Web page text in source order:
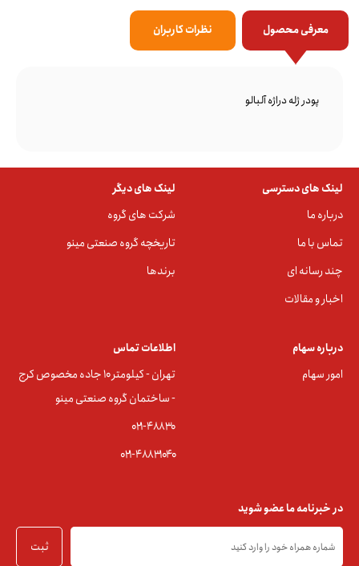
معرفی محصول نظرات کاربران
پودر ژله دراژه آلبالو
لینک های دسترسی
درباره ما
تماس با ما
چند رسانه ای
اخبار و مقالات
لینک های دیگر
شرکت های گروه
تاریخچه گروه صنعتی مینو
برندها
درباره سهام
امور سهام
اطلاعات تماس
تهران - کیلومتر ۱۰ جاده مخصوص کرج
- ساختمان گروه صنعتی مینو
۰۲۱-۴۸۸۳0
۰۲۱-۴۸۸۳۱۰۴۰
در خبرنامه ما عضو شوید
ثبت